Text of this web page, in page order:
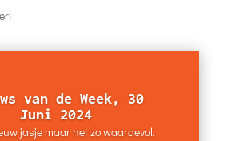
van de Week, 30
Juni 2024
jasje maar net zo waardevol.